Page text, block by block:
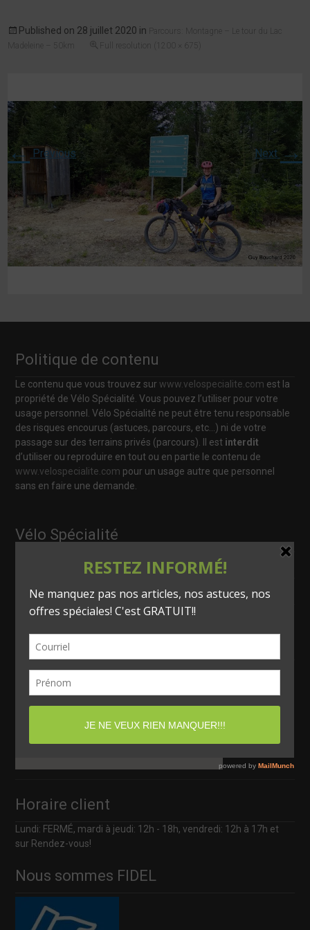
Published on 28 juillet 2020 in
Parcours: Montagne – Le tour du Lac
Madeleine – 50km
Full resolution (1200 × 675)
← Previous Next→
Politique de contenu
Le contenu que vous trouvez surwww.velospecialite.com est la
propriété de Vélo Spécialité. Vous pouvez l’utiliser pour votre
usage personnel. Vélo Spécialité ne peut être tenu responsable
des risques encourus (astuces, parcours, etc…) ni de votre
passage sur des terrains privés (parcours). Il est interdit
d’utiliser ou reproduire en tout ou en partie le contenu de
www.velospecialite.com pour un usage autre que personnel
sans en faire une demande.
Vélo Spécialité
info@velospecialite.com
418 566-0261
120, rue St-Pierre
Matane (Québec) Canada
G4W 2B5
Horaire client
Lundi: FERMÉ, mardi à jeudi: 12h - 18h, vendredi: 12h à 17h et
sur Rendez-vous!
Nous sommes FIDEL